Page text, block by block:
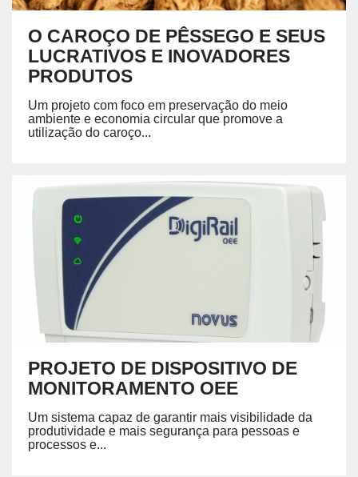
O CAROÇO DE PÊSSEGO E SEUS
LUCRATIVOS E INOVADORES
PRODUTOS
Um projeto com foco em preservação do meio
ambiente e economia circular que promove a
utilização do caroço...
PROJETO DE DISPOSITIVO DE
MONITORAMENTO OEE
Um sistema capaz de garantir mais visibilidade da
produtividade e mais segurança para pessoas e
processos e...